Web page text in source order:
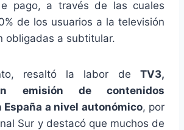
pago, a través de las cuales
de los usuarios a la televisión
obligadas a subtitular.
resaltó la labor de TV3,
emisión de contenidos
España a nivel autonómico, por
Sur y destacó que muchos de